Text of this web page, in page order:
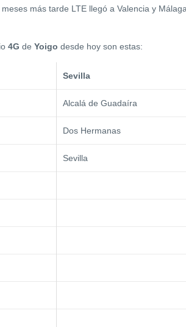
meses más tarde LTE llegó a Valencia y
4G de Yoigo desde hoy son estas:
Sevilla
Alcalá de Guadaíra
Dos Hermanas
Sevilla